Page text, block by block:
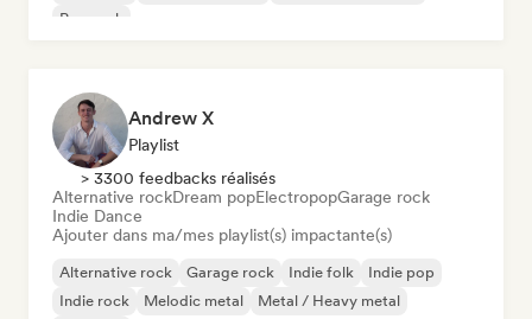
Pop rock
Andrew X
Playlist
> 3300 feedbacks réalisés
Alternative rockDream popElectropopGarage rock
Indie Dance
Ajouter dans ma/mes playlist(s) impactante(s)
Alternative rock Garage rock Indie folk
Indie pop
Indie rock
Melodic metal
Metal / Heavy metal